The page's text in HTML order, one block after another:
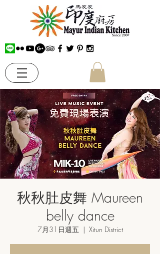
秋秋肚皮舞 Maureen
belly dance
7月31日週五
  |
Xitun District